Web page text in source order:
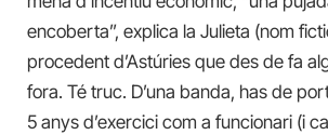
encoberta”, explica la Julieta (nom
procedent d’Astúries que des de fa
fora. Té truc. D’una banda, has de
5 anys d’exercici com a funcionari (i